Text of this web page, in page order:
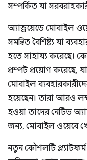
সম্পর্কিত যা
অ্যান্ড্রয়েডে মোবাইল
সমন্বিত বৈশিষ্ট্য যা
হতে সাহায্য করেছে।
প্রম্পট প্রয়োগ করেছে,
মোবাইল
হয়েছেন। তারা আরও
হওয়া তাদের নেটিভ
জন্য, মোবাইল ওয়েবে
নতুন কৌশলটি